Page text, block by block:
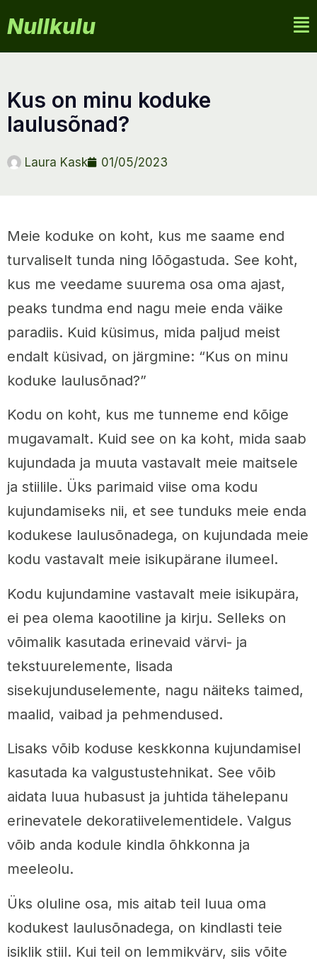
Nullkulu
kus on minu koduke
laulusõnad?
Laura Kask 01/05/2023
Meie koduke on koht, kus me saame end
turvaliselt tunda ning lõõgastuda. See koht,
kus me veedame suurema osa oma ajast,
peaks tundma end nagu meie enda väike
paradiis. Kuid küsimus, mida paljud meist
endalt küsivad, on järgmine: “Kus on minu
koduke laulusõnad?”
Kodu on koht, kus me tunneme end kõige
mugavamalt. Kuid see on ka koht, mida saab
kujundada ja muuta vastavalt meie maitsele
ja stiilile. Üks parimaid viise oma kodu
kujundamiseks nii, et see tunduks meie enda
kodukese laulusõnadega, on kujundada meie
kodu vastavalt meie isikupärane ilumeel.
Kodu kujundamine vastavalt meie isikupära,
ei pea olema kaootiline ja kirju. Selleks on
võimalik kasutada erinevaid värvi- ja
tekstuurelemente, lisada
sisekujunduselemente, nagu näiteks taimed,
maalid, vaibad ja pehmendused.
Lisaks võib koduse keskkonna kujundamisel
kasutada ka valgustustehnikat. See võib
aidata luua hubasust ja juhtida tähelepanu
erinevatele dekoratiivelementidele. Valgus
võib anda kodule kindla õhkkonna ja
meeleolu.
Üks oluline osa, mis aitab teil luua oma
kodukest laulusõnadega, on kindlasti teie
isiklik stiil. Kui teil on lemmikvärv, siis võite